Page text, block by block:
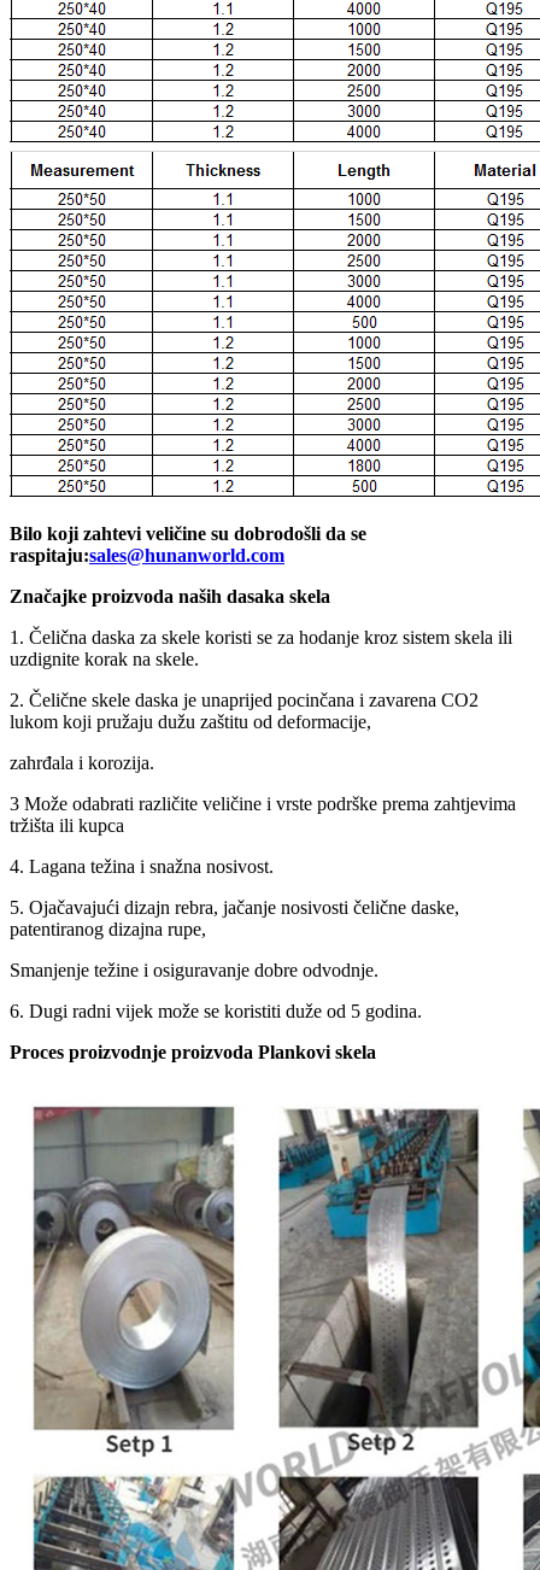
Bilo koji zahtevi veličine su dobrodošli da se
raspitaju:sales@hunanworld.com
Značajke proizvoda naših dasaka skela
1. Čelična daska za skele koristi se za hodanje kroz sistem skela ili
uzdignite korak na skele.
2. Čelične skele daska je unaprijed pocinčana i zavarena CO2
lukom koji pružaju dužu zaštitu od deformacije,
zahrđala i korozija.
3 Može odabrati različite veličine i vrste podrške prema zahtjevima
tržišta ili kupca
4. Lagana težina i snažna nosivost.
5. Ojačavajući dizajn rebra, jačanje nosivosti čelične daske,
patentiranog dizajna rupe,
Smanjenje težine i osiguravanje dobre odvodnje.
6. Dugi radni vijek može se koristiti duže od 5 godina.
Proces proizvodnje proizvoda Plankovi skela